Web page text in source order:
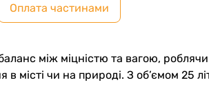
Оплата частинами
між міцністю та вагою,
місті чи на природі. З об’ємом 25